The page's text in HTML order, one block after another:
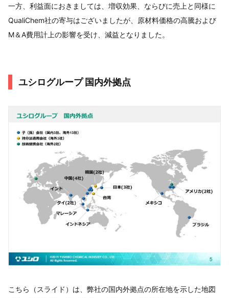
一方、利益面におきましては、増収効果、ならびに売上と同様に
QualiChem社の寄与はございましたが、原材料価格の高騰および
M＆A費用計上の影響を受け、減益となりました。
ユシログループ 国内外拠点
こちら（スライド）は、弊社の国内外拠点の所在地を示した地図